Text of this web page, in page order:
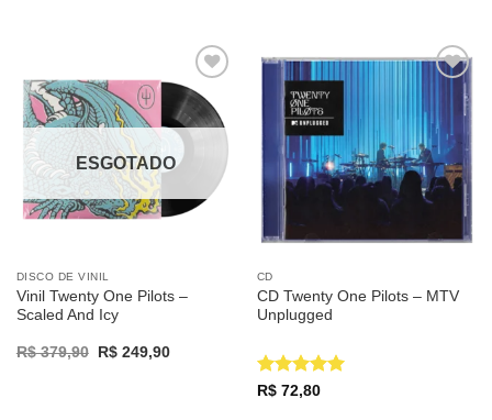
Adicionar
a lista de
desejos
ESGOTADO
DISCO DE VINIL
Vinil Twenty One Pilots –
Scaled And Icy
R$379,90
Original
R$249,90Current
Adicionar
desejos
CD
CD Twenty One Pilots – MTV
Unplugged
Avaliação
R$72,80